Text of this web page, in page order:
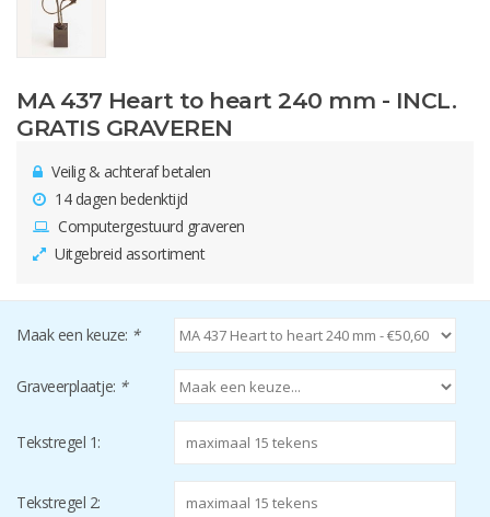
MA 437 Heart to heart 240 mm - INCL.
GRATIS GRAVEREN
Veilig & achteraf betalen
14 dagen bedenktijd
Computergestuurd graveren
Uitgebreid assortiment
Maak een keuze: *
Graveerplaatje: *
Tekstregel 1:
Tekstregel 2: